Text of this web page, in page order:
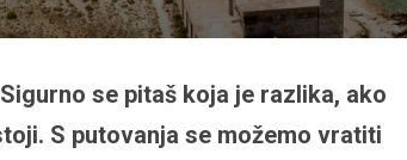
se pitaš koja je razlika, ako
S putovanja se možemo vratiti